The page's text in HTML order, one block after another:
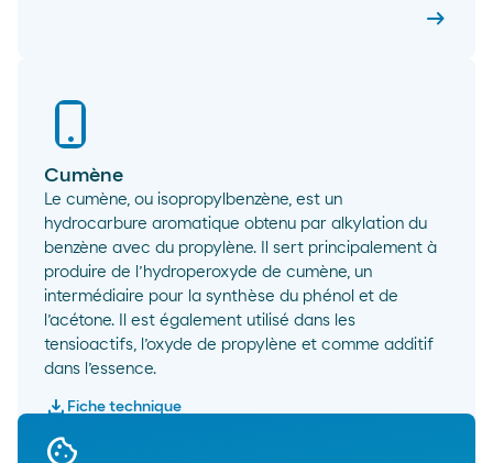
arrow_right_alt
Cumène
Le cumène, ou isopropylbenzène, est un
hydrocarbure aromatique obtenu par alkylation du
benzène avec du propylène. Il sert principalement à
produire de l’hydroperoxyde de cumène, un
intermédiaire pour la synthèse du phénol et de
l’acétone. Il est également utilisé dans les
tensioactifs, l’oxyde de propylène et comme additif
dans l’essence.
download Fiche technique
newsmode